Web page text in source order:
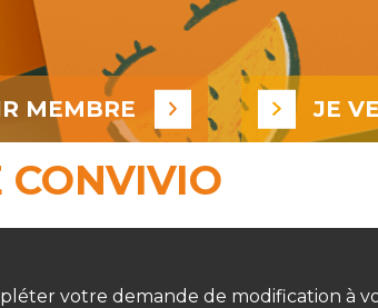
MEMBRE JE
CONVIVIO
votre demande de modification à